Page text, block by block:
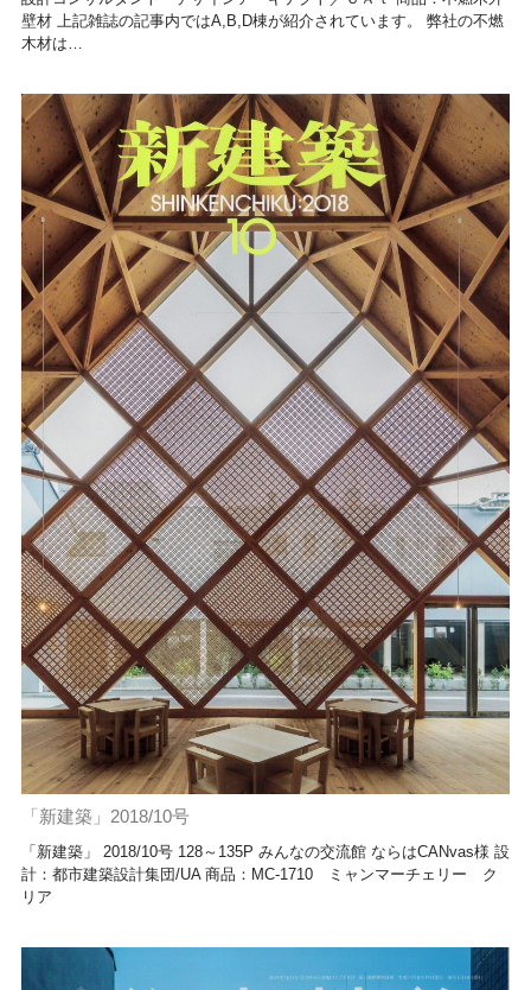
壁材 上記雑誌の記事内ではA,B,D棟が紹介されています。 弊社の不燃
木材は…
「新建築」2018/10号
「新建築」 2018/10号 128～135P みんなの交流館 ならはCANvas様 設
計：都市建築設計集団/UA 商品：MC-1710 ミャンマーチェリー ク
リア